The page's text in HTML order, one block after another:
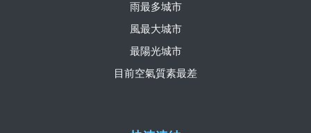
雨最多城市
風最大城市
最陽光城市
目前空氣質素最差